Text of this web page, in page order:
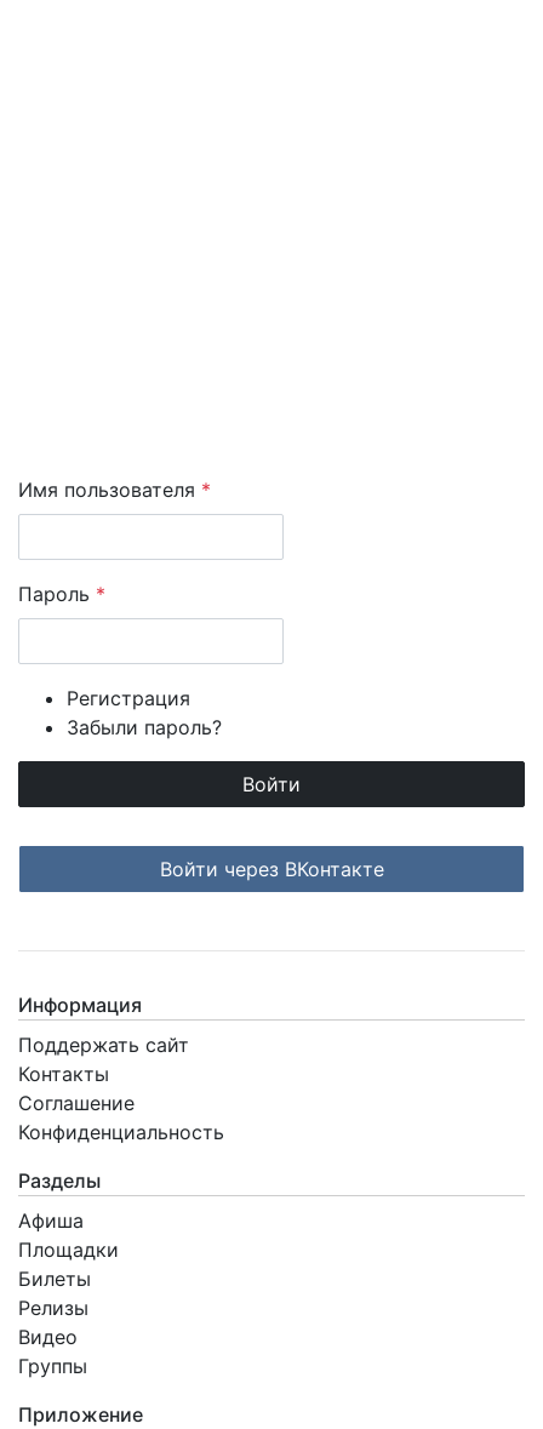
Имя пользователя *
Пароль *
Регистрация
Забыли пароль?
Информация
Поддержать сайт
Контакты
Соглашение
Конфиденциальность
Разделы
Афиша
Площадки
Билеты
Релизы
Видео
Группы
Приложение